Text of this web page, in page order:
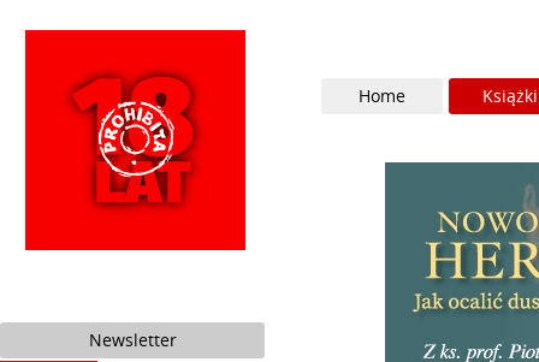
Newsletter
Książki
Home